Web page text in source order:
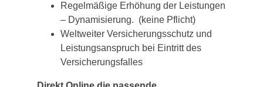
Regelmäßige Erhöhung der Leistungen
– Dynamisierung. (keine Pflicht)
Weltweiter Versicherungsschutz und
Leistungsanspruch bei Eintritt des
Versicherungsfalles